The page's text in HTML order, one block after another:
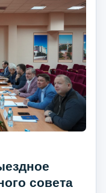
совета